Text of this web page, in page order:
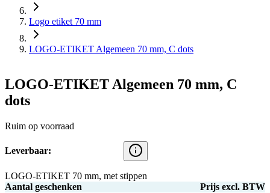
Logo etiket 70 mm
LOGO-ETIKET Algemeen 70 mm, C dots
LOGO-ETIKET Algemeen 70 mm, C
dots
Ruim op voorraad
Leverbaar:
LOGO-ETIKET 70 mm, met stippen
Aantal geschenken
Prijs excl. BTW